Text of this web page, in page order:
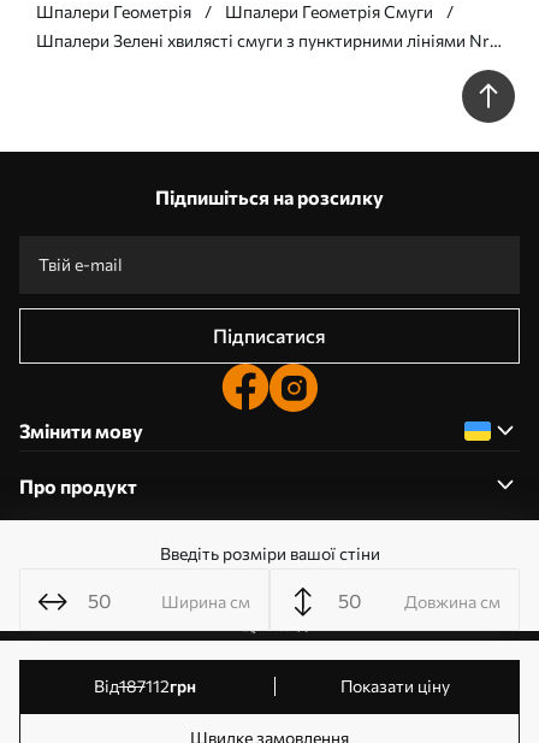
Введіть розміри вашої стіни
Ширина см Довжина см
від187112грн Показати ціну
Швидке замовлення
Шпалери Геометрія
Шпалери Геометрія Смуги
Шпалери Зелені хвилясті смуги з пунктирними лініями Nr.
Підпишіться на розсилку
Підписатися
Змінити мову
Про продукт
Редагування дозволів на файли cookie